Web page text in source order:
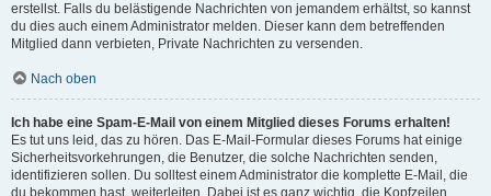
erstellst. Falls du belästigende Nachrichten von jemandem erhältst, so kannst
du dies auch einem Administrator melden. Dieser kann dem betreffenden
Mitglied dann verbieten, Private Nachrichten zu versenden.
Nach oben
Ich habe eine Spam-E-Mail von einem Mitglied dieses Forums erhalten!
Es tut uns leid, das zu hören. Das E-Mail-Formular dieses Forums hat einige
Sicherheitsvorkehrungen, die Benutzer, die solche Nachrichten senden,
identifizieren sollen. Du solltest einem Administrator die komplette E-Mail, die
du bekommen hast, weiterleiten. Dabei ist es ganz wichtig, die Kopfzeilen